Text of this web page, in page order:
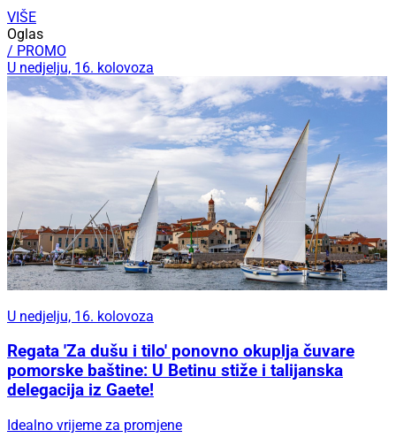
VIŠE
Oglas
/ PROMO
U nedjelju, 16. kolovoza
U nedjelju, 16. kolovoza
Regata 'Za dušu i tilo' ponovno okuplja čuvare
pomorske baštine: U Betinu stiže i talijanska
delegacija iz Gaete!
Idealno vrijeme za promjene